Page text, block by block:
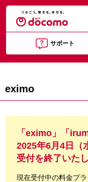
サポート
eximo
「eximo」「
2025年6月4日（
受付を終了いた
現在受付中の料金プラ